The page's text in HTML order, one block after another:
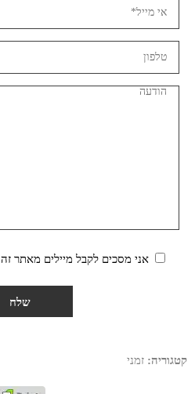
אני מסכים לקבל מיילים מאתר זה
קטגוריה: זמני